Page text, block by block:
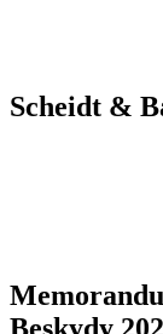
Scheidt &